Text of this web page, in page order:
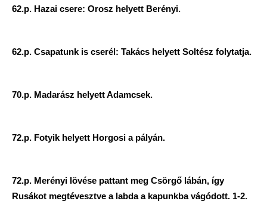
62.p. Hazai csere: Orosz helyett Berényi.
62.p. Csapatunk is cserél: Takács helyett Soltész folytatja.
70.p. Madarász helyett Adamcsek.
72.p. Fotyik helyett Horgosi a pályán.
72.p. Merényi lövése pattant meg Csörgő lábán, így
Rusákot megtévesztve a labda a kapunkba vágódott. 1-2.